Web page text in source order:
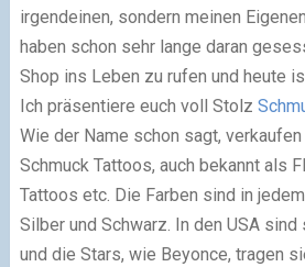
irgendeinen, sondern meinen
haben schon sehr lange daran
Shop ins Leben zu rufen und heute
Ich präsentiere euch voll Stolz
Wie der Name schon sagt,
Schmuck Tattoos, auch bekannt als
Tattoos etc. Die Farben sind in
Silber und Schwarz. In den USA
und die Stars, wie Beyonce, tragen